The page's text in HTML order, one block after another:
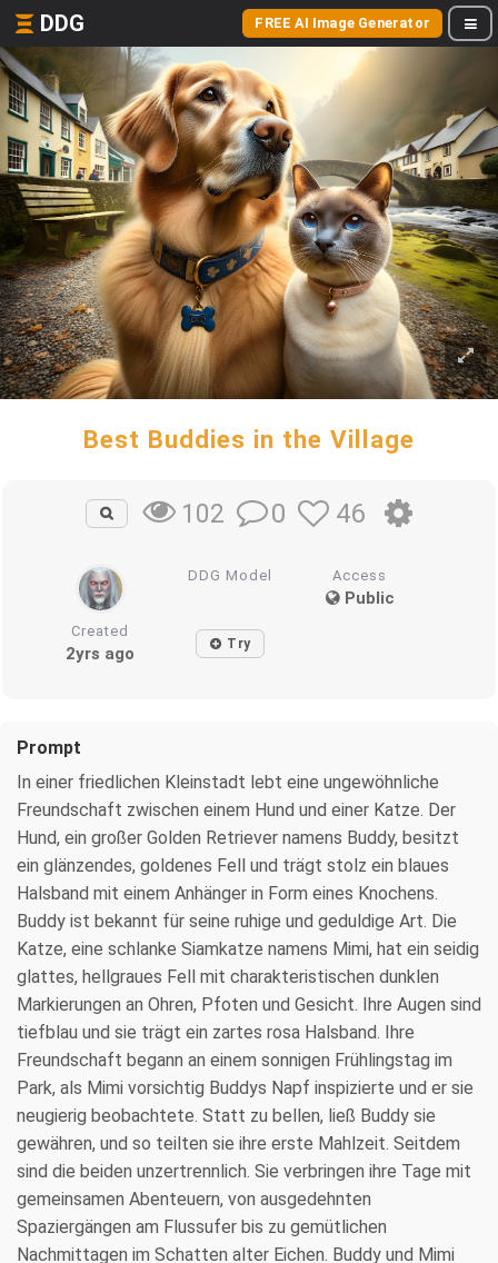
DDG FREE AI Image Generator
Best Buddies in the Village
102 0 46
DDG Model Access
Public
Created
2yrs ago Try
Prompt
In einer friedlichen Kleinstadt lebt eine ungewöhnliche
Freundschaft zwischen einem Hund und einer Katze. Der
Hund, ein großer Golden Retriever namens Buddy, besitzt
ein glänzendes, goldenes Fell und trägt stolz ein blaues
Halsband mit einem Anhänger in Form eines Knochens.
Buddy ist bekannt für seine ruhige und geduldige Art. Die
Katze, eine schlanke Siamkatze namens Mimi, hat ein seidig
glattes, hellgraues Fell mit charakteristischen dunklen
Markierungen an Ohren, Pfoten und Gesicht. Ihre Augen sind
tiefblau und sie trägt ein zartes rosa Halsband. Ihre
Freundschaft begann an einem sonnigen Frühlingstag im
Park, als Mimi vorsichtig Buddys Napf inspizierte und er sie
neugierig beobachtete. Statt zu bellen, ließ Buddy sie
gewähren, und so teilten sie ihre erste Mahlzeit. Seitdem
sind die beiden unzertrennlich. Sie verbringen ihre Tage mit
gemeinsamen Abenteuern, von ausgedehnten
Spaziergängen am Flussufer bis zu gemütlichen
Nachmittagen im Schatten alter Eichen. Buddy und Mimi